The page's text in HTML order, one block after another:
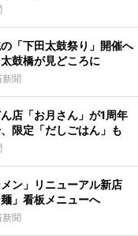
「下田太鼓祭り」開催へ
鼓橋が見どころに
聞
店「お月さん」が1周年
限定「だしごはん」も
ン」リニューアル新店
麺」看板メニューへ
聞